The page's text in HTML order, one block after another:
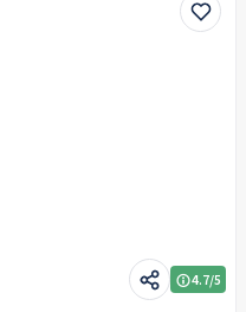
4.7/5